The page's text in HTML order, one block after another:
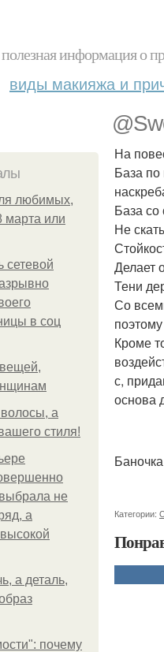
полезная информация о
виды макияжа и
любимых,
марта или
сетевой
в соц
а
стиля!
не
а
а деталь,
почему
На
База по
База со
Не
Делает
Тени
Со
Кроме
с,
основа
Категории: